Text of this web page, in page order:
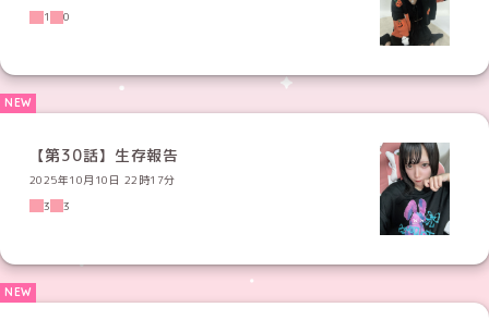
1
0
【第30話】生存報告
2025年10月10日 22時17分
3
3